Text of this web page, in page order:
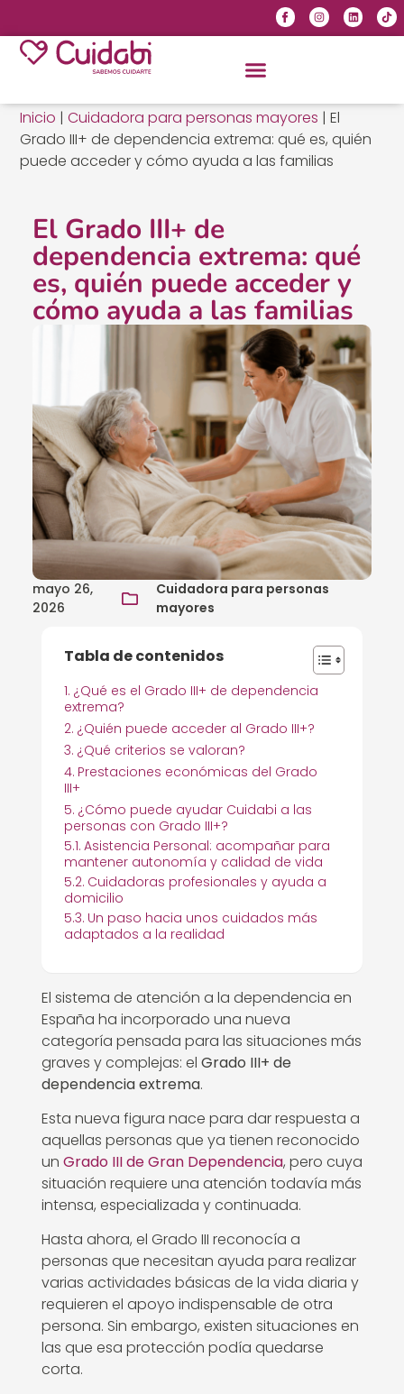
Inicio |Cuidadora para personas mayores |El
Grado III+ de dependencia extrema: qué es, quién
puede acceder y cómo ayuda a las familias
El Grado III+ de
dependencia extrema: qué
es, quién puede acceder y
cómo ayuda a las familias
Cuidadora para personas
mayores
mayo 26,
2026
Tabla de contenidos
¿Qué es el Grado III+ de dependencia
extrema?
¿Quién puede acceder al Grado III+?
¿Qué criterios se valoran?
Prestaciones económicas del Grado
III+
¿Cómo puede ayudar Cuidabi a las
personas con Grado III+?
Asistencia Personal: acompañar para
mantener autonomía y calidad de vida
Cuidadoras profesionales y ayuda a
domicilio
Un paso hacia unos cuidados más
adaptados a la realidad
El sistema de atención a la dependencia en
España ha incorporado una nueva
categoría pensada para las situaciones más
graves y complejas: el Grado III+ de
dependencia extrema.
Esta nueva figura nace para dar respuesta a
aquellas personas que ya tienen reconocido
un Grado III de Gran Dependencia, pero cuya
situación requiere una atención todavía más
intensa, especializada y continuada.
Hasta ahora, el Grado III reconocía a
personas que necesitan ayuda para realizar
varias actividades básicas de la vida diaria y
requieren el apoyo indispensable de otra
persona. Sin embargo, existen situaciones en
las que esa protección podía quedarse
corta.